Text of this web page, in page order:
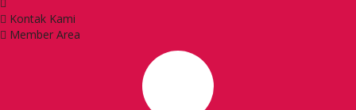
Kontak Kami
Member Area